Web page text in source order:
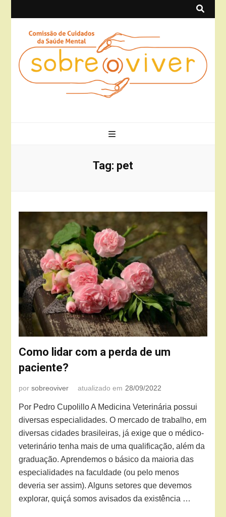
Tag: pet
Como lidar com a perda de um
paciente?
porsobreoviver atualizado em 28/09/2022
Por Pedro Cupolillo A Medicina Veterinária possui
diversas especialidades. O mercado de trabalho, em
diversas cidades brasileiras, já exige que o médico-
veterinário tenha mais de uma qualificação, além da
graduação. Aprendemos o básico da maioria das
especialidades na faculdade (ou pelo menos
deveria ser assim). Alguns setores que devemos
explorar, quiçá somos avisados da existência …